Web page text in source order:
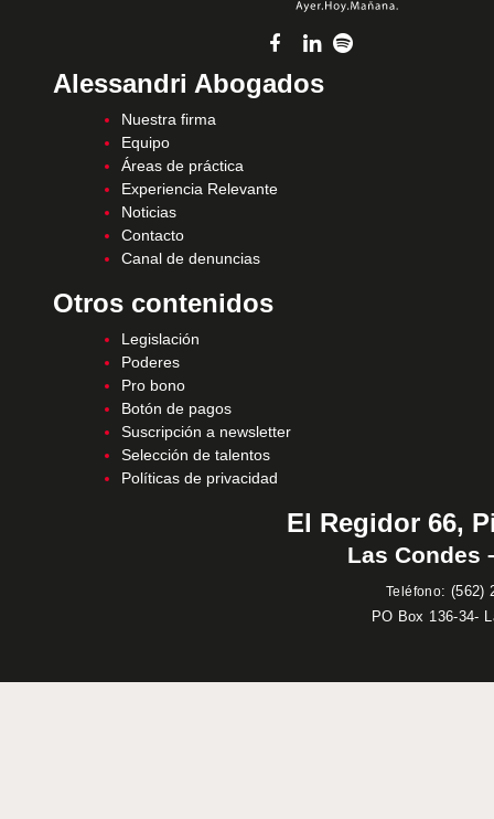
Alessandri Abogados
Nuestra firma
Equipo
Áreas de práctica
Experiencia Relevante
Noticias
Contacto
Canal de denuncias
Otros contenidos
Legislación
Poderes
Pro bono
Botón de pagos
Suscripción a newsletter
Selección de talentos
Políticas de privacidad
El Regidor 66,
Las Condes
Teléfono: (562)
PO Box 136-34-